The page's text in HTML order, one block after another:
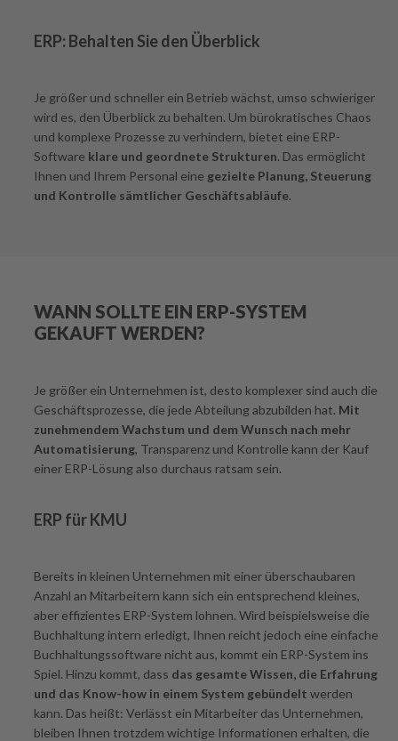
ERP: Behalten Sie den Überblick
Je größer und schneller ein Betrieb wächst, umso schwieriger
wird es, den Überblick zu behalten. Um bürokratisches Chaos
und komplexe Prozesse zu verhindern, bietet eine ERP-
Software klare und geordnete Strukturen. Das ermöglicht
Ihnen und Ihrem Personal eine gezielte Planung, Steuerung
und Kontrolle sämtlicher Geschäftsabläufe.
WANN SOLLTE EIN ERP-SYSTEM
GEKAUFT WERDEN?
Je größer ein Unternehmen ist, desto komplexer sind auch die
Geschäftsprozesse, die jede Abteilung abzubilden hat. Mit
zunehmendem Wachstum und dem Wunsch nach mehr
Automatisierung, Transparenz und Kontrolle kann der Kauf
einer ERP-Lösung also durchaus ratsam sein.
ERP für KMU
Bereits in kleinen Unternehmen mit einer überschaubaren
Anzahl an Mitarbeitern kann sich ein entsprechend kleines,
aber effizientes ERP-System lohnen. Wird beispielsweise die
Buchhaltung intern erledigt, Ihnen reicht jedoch eine einfache
Buchhaltungssoftware nicht aus, kommt ein ERP-System ins
Spiel. Hinzu kommt, dass das gesamte Wissen, die Erfahrung
und das Know-how in einem System gebündelt werden
kann. Das heißt: Verlässt ein Mitarbeiter das Unternehmen,
bleiben Ihnen trotzdem wichtige Informationen erhalten, die